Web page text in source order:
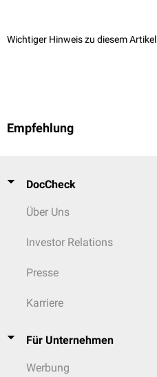
Wichtiger Hinweis zu diesem Artikel
Empfehlung
DocCheck
Über Uns
Investor Relations
Presse
Karriere
Für Unternehmen
Werbung